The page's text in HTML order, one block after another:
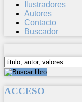
Ilustradores
Autores
Contacto
Buscador
ACCESO